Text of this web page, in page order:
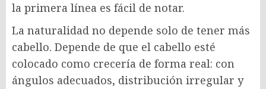
la primera línea es fácil de notar.
La naturalidad no depende solo de tener más
cabello. Depende de que el cabello esté
colocado como crecería de forma real: con
ángulos adecuados, distribución irregular y